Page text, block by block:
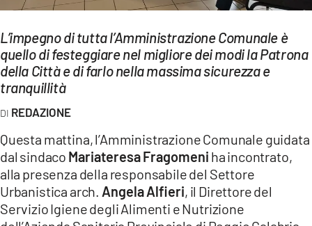
LAC NETWORK
LAC ONAIR
LaC
LACPLAY.IT
LACTV.IT
LACONAIR.IT
L’impegno di tutta l’Amministrazione Comunale è
quello di festeggiare nel migliore dei modi la Patrona
della Città e di farlo nella massima sicurezza e
tranquillità
REDAZIONE
Questa mattina, l’Amministrazione Comunale guidata
dal sindaco Mariateresa Fragomeni ha incontrato,
alla presenza della responsabile del Settore
Urbanistica arch. Angela Alfieri, il Direttore del
Servizio Igiene degli Alimenti e Nutrizione